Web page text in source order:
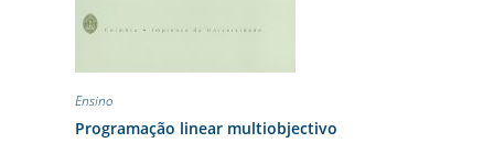
Ensino
Programação linear multiobjectivo